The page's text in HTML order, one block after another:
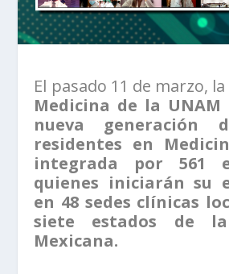
El pasado 11 de marzo, la
Medicina de la
nueva generación
residentes en
integrada por 561
quienes iniciarán su
en 48 sedes clínicas
siete estados de la
Mexicana.